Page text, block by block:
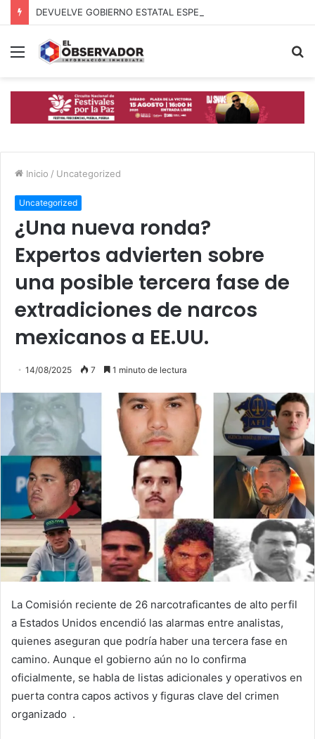
Menú
Inicio / Uncategorized
Uncategorized
¿Una nueva ronda?
Expertos advierten sobre
una posible tercera fase de
extradiciones de narcos
mexicanos a EE.UU.
14/08/2025 7 1 minuto de lectura
La Comisión reciente de 26 narcotraficantes de alto perfil
a Estados Unidos encendió las alarmas entre analistas,
quienes aseguran que podría haber una tercera fase en
camino. Aunque el gobierno aún no lo confirma
oficialmente, se habla de listas adicionales y operativos en
puerta contra capos activos y figuras clave del crimen
organizado .